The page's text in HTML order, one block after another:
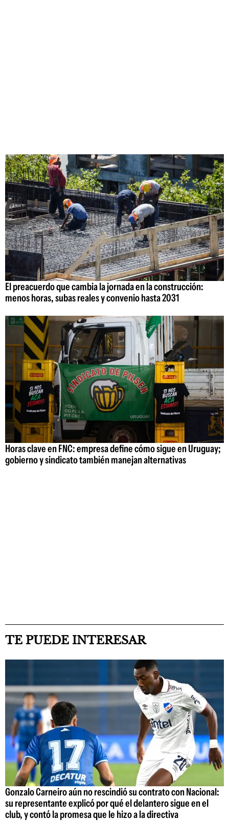
El preacuerdo que cambia la jornada en la construcción:
menos horas, subas reales y convenio hasta 2031
Horas clave en FNC: empresa define cómo sigue en Uruguay;
gobierno y sindicato también manejan alternativas
TE PUEDE INTERESAR
Gonzalo Carneiro aún no rescindió su contrato con Nacional:
su representante explicó por qué el delantero sigue en el
club, y contó la promesa que le hizo a la directiva